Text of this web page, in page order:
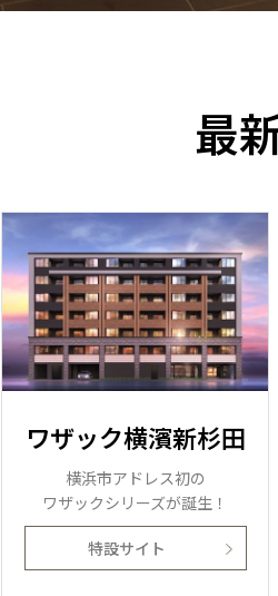
最
ワザック横濱新杉田
横浜市アドレス初の
ワザックシリーズが誕生！
特設サイト
道東
山形
宮城
福島
長野
富山
石川
福井
神奈川
埼玉
千葉
茨城
栃木
群馬
愛知
岐阜
静岡
三重
近畿
大阪
京都
兵庫
奈良
滋賀
中国・四国
岡山
香川
愛媛
鳥取
九州
福岡
佐賀
熊本
分譲マンション
※現住所のある都道府県以外の
現住所の有るお近くの展示場
移住の計画の方もご相談対応
小樽
道南
函館
室蘭
道東
帯広
釧路
秋田
北上
山形県
山形
宮城県
仙台
福島県
郡山
福島
会津
新潟
長岡
山梨県
甲府
長野県
長野
松本
富山県
富山
石川県
金沢
八王子
神奈川県
横浜
湘南
相模
埼玉県
埼玉
所沢
千葉県
千葉
柏
茨城県
水戸
栃木県
宇都宮
小山
愛知県
名古屋
豊橋
岐阜県
岐阜
静岡県
静岡
浜松
三重県
四日市
近畿
大阪府
大阪
京都府
京都
奈良県
奈良
中国・四国
岡山県
岡山
愛媛県
松山
九州
熊本県
熊本
大分県
大分